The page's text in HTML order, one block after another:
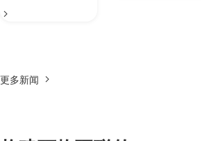
更多新闻